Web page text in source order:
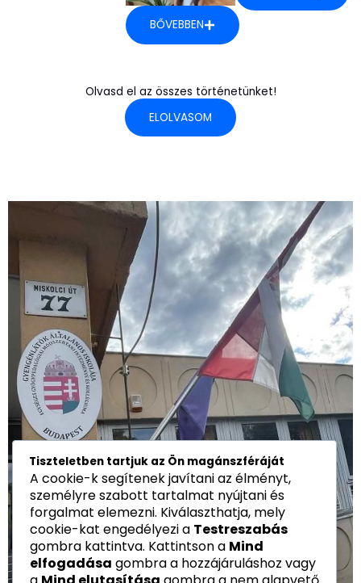
BŐVEBBEN
Olvasd el az összes történetünket!
ELOLVASOM
Tiszteletben tartjuk az Ön magánszféráját
A cookie-k segítenek javítani az élményt,
személyre szabott tartalmat nyújtani és
forgalmat elemezni. Kiválaszthatja, mely
cookie-kat engedélyezi a Testreszabás
gombra kattintva. Kattintson a Mind
elfogadása gombra a hozzájáruláshoz vagy